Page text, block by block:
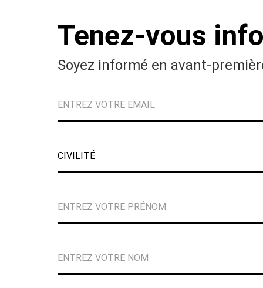
Tenez-vous
Soyez informé en avant-